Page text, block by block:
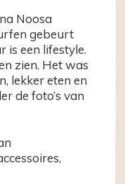
Noosa
gebeurt
is een lifestyle.
zien. Het was
lekker eten en
de foto’s van